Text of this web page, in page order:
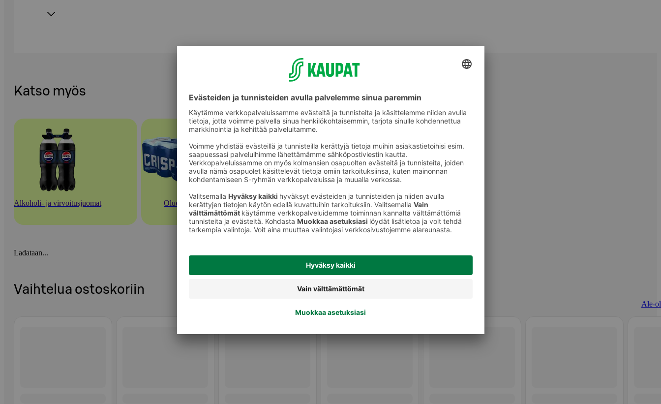
Katso myös
Alkoholi- ja virvoitusjuomat Oluet Ale-olut
Ladataan...
Vaihtelua ostoskoriin
Ale-